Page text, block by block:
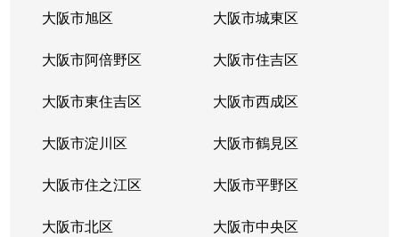
大阪市旭区 大阪市城東区
大阪市阿倍野区 大阪市住吉区
大阪市東住吉区 大阪市西成区
大阪市淀川区 大阪市鶴見区
大阪市住之江区 大阪市平野区
大阪市北区 大阪市中央区